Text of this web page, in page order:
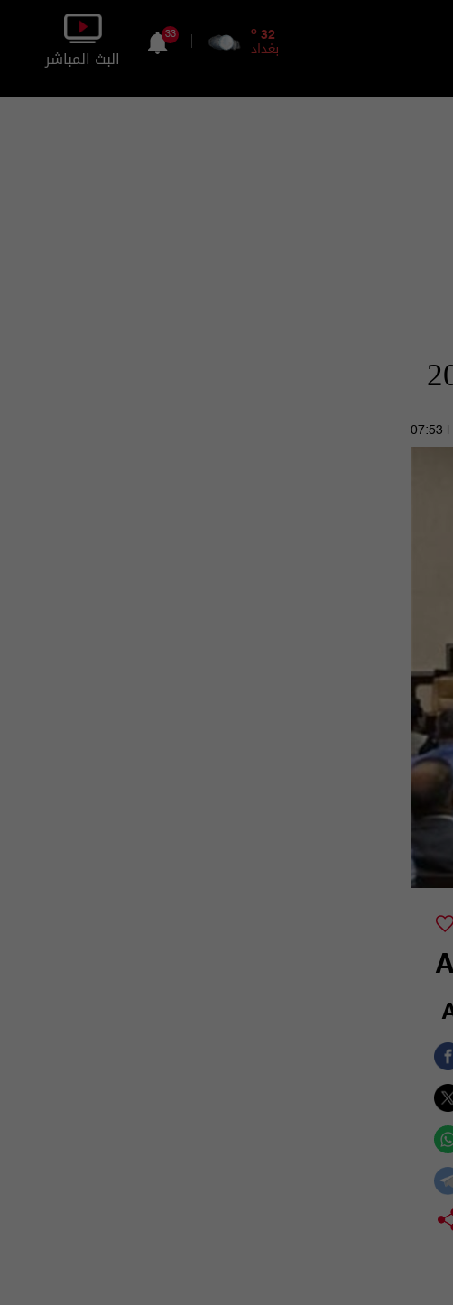
32
o
بغداد
33
البث المباشر